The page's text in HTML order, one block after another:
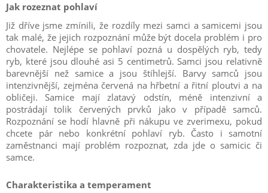
Jak rozeznat pohlaví
Již dříve jsme zmínili, že rozdíly mezi samci a samicemi jsou
tak malé, že jejich rozpoznání může být docela problém i pro
chovatele. Nejlépe se pohlaví pozná u dospělých ryb, tedy
ryb, které jsou dlouhé asi 5 centimetrů. Samci jsou relativně
barevnější než samice a jsou štíhlejší. Barvy samců jsou
intenzivnější, zejména červená na hřbetní a řitní ploutvi a na
obličeji. Samice mají zlatavý odstín, méně intenzivní a
postrádají tolik červených prvků jako v případě samců.
Rozpoznání se hodí hlavně při nákupu ve zverimexu, pokud
chcete pár nebo konkrétní pohlaví ryb. Často i samotní
zaměstnanci mají problém rozpoznat, zda jde o samicic či
samce.
Charakteristika a temperament